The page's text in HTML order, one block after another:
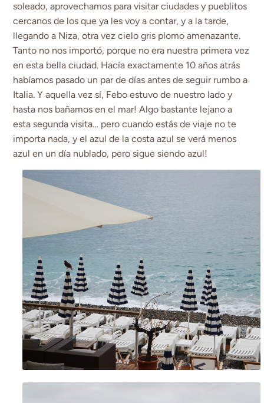
soleado, aprovechamos para visitar ciudades y pueblitos
cercanos de los que ya les voy a contar, y a la tarde,
llegando a Niza, otra vez cielo gris plomo amenazante.
Tanto no nos importó, porque no era nuestra primera vez
en esta bella ciudad. Hacía exactamente 10 años atrás
habíamos pasado un par de días antes de seguir rumbo a
Italia. Y aquella vez sí, Febo estuvo de nuestro lado y
hasta nos bañamos en el mar! Algo bastante lejano a
esta segunda visita… pero cuando estás de viaje no te
importa nada, y el azul de la costa azul se verá menos
azul en un día nublado, pero sigue siendo azul!